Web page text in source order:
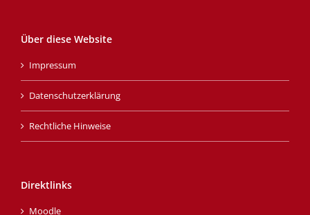
Über diese Website
Impressum
Datenschutzerklärung
Rechtliche Hinweise
Direktlinks
Moodle